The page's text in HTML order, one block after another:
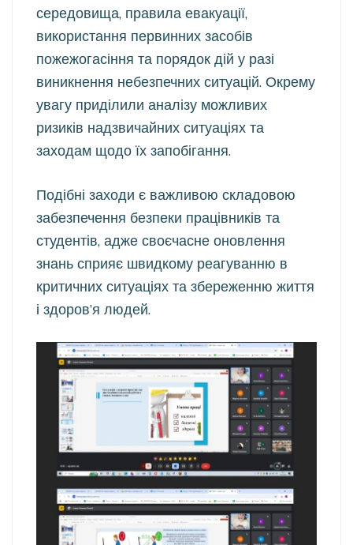
середовища, правила евакуації,
використання первинних засобів
пожежогасіння та порядок дій у разі
виникнення небезпечних ситуацій. Окрему
увагу приділили аналізу можливих
ризиків надзвичайних ситуаціях та
заходам щодо їх запобігання.
Подібні заходи є важливою складовою
забезпечення безпеки працівників та
студентів, адже своєчасне оновлення
знань сприяє швидкому реагуванню в
критичних ситуаціях та збереженню життя
і здоров’я людей.